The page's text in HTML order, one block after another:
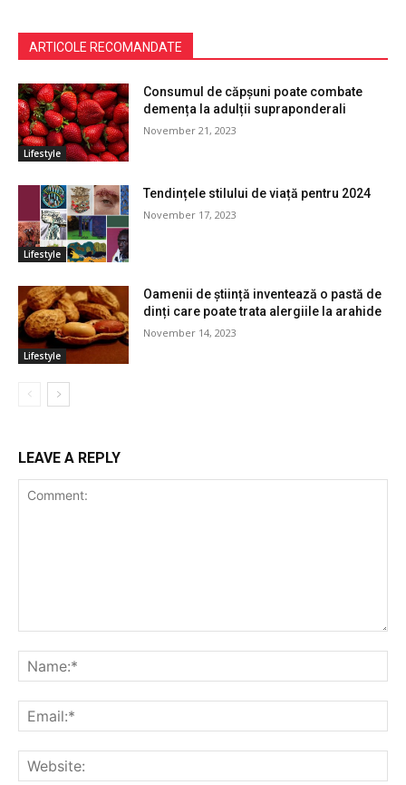
ARTICOLE RECOMANDATE
Lifestyle
Consumul de căpșuni poate combate
demența la adulții supraponderali
November 21, 2023
Lifestyle
Tendințele stilului de viață pentru 2024
November 17, 2023
Lifestyle
Oamenii de știință inventează o pastă de
dinți care poate trata alergiile la arahide
November 14, 2023
LEAVE A REPLY